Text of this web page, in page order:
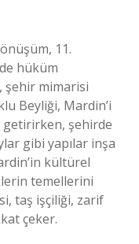
11.
hüküm
şehir mimarisi
Beyliği, Mardin’i
şehirde
gibi yapılar inşa
kültürel
temellerini
taş işçiliği, zarif
çeker.